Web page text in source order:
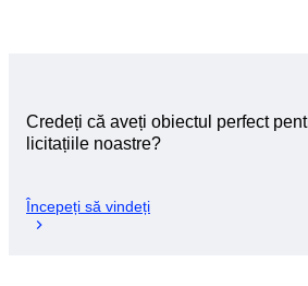
Credeți că aveți obiectul perfect
licitațiile noastre?
Începeți să vindeți